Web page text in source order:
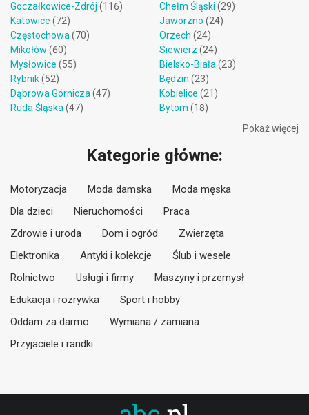
Goczałkowice-Zdrój (116)
Katowice (72)
Częstochowa (70)
Mikołów (60)
Mysłowice (55)
Rybnik(52)
Dąbrowa Górnicza (47)
Ruda Śląska (47)
Chełm Śląski (29)
Jaworzno (24)
Orzech (24)
Siewierz (24)
Bielsko-Biała (23)
Będzin (23)
Kobielice (21)
Bytom (18)
Pokaż więcej
Kategorie główne:
Motoryzacja Moda damska
Moda męska
Dla dzieci
Nieruchomości
Praca
Zdrowie i uroda
Dom i ogród
Zwierzęta
Elektronika
Antyki i kolekcje
Ślub i wesele
Rolnictwo
Usługi i firmy
Maszyny i przemysł
Edukacja i rozrywka
Sport i hobby
Oddam za darmo
Wymiana / zamiana
Przyjaciele i randki